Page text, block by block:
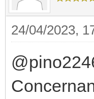
24/04/2023,